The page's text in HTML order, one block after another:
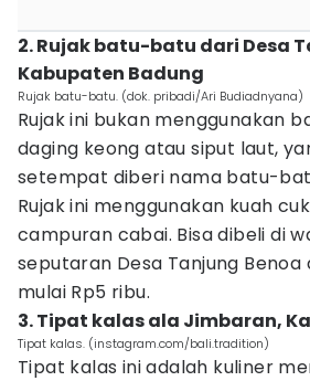
2. Rujak batu-batu dari Desa
Kabupaten Badung
Rujak batu-batu. (dok. pribadi/Ari Budiadnyana)
Rujak ini bukan menggunakan
daging keong atau siput laut,
setempat diberi nama batu-
Rujak ini menggunakan kuah
campuran cabai. Bisa dibeli di
seputaran Desa Tanjung
mulai Rp5 ribu.
3. Tipat kalas ala Jimbaran,
Tipat kalas. (instagram.com/bali.tradition)
Tipat kalas ini adalah kuliner